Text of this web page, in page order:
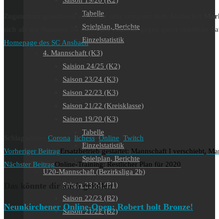
Tabelle
Spielplan, Berichte
Einzelstatistik
4. Mannschaft (K3)
Saision 24/25 (K2)
Saison 23/24 (K3)
Saison 22/23 (K3)
Saison 21/22 (Kreisklasse)
Saison 19/20 (K3)
Tabelle
Einzelstatistik
Spielplan, Berichte
U20-Mannschaft (Bezirksliga 2b)
Saison 23/24 (B1)
Saison 22/23 (B2)
Saison 21/22 (B2)
Zuguterletzt gratulieren wir etwas sehr verspätet dem Ansbacher
sich als die Nummer 34 (!!!!!) der Setzliste gegen quasi sämtliche
Homepage des SC Ansbach.
Corona lichess, Online Twitch
Weitere
Artikel
Vorheriger BeitragErsatzbetrieb gestartet: Mannschaft I verschiebt,
Nächster BeitragOnline-Training: Restlicher Plan für 2020
Das könnte dir auch gefallen
Neunkirchener Online-Open: Robert holt Bronze!